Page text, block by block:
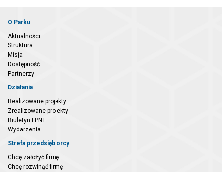
O Parku
Aktualności
Struktura
Misja
Dostępność
Partnerzy
Działania
Realizowane projekty
Zrealizowane projekty
Biuletyn LPNT
Wydarzenia
Strefa przedsiębiorcy
Chcę założyć firmę
Chcę rozwinąć firmę